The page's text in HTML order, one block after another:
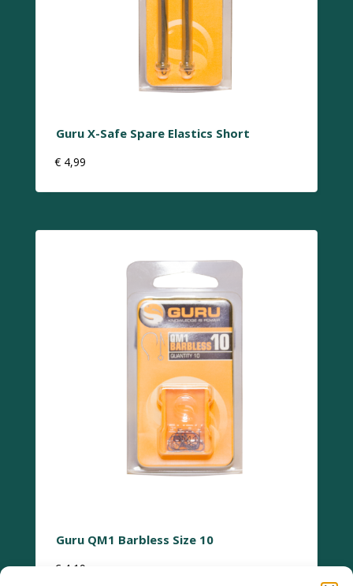
Guru X-Safe Spare Elastics Short
€ 4,99
Guru QM1 Barbless Size 10
€ 4,19